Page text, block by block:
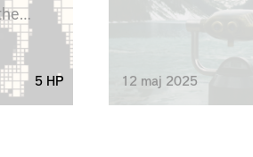
5 HP 12 maj 2025